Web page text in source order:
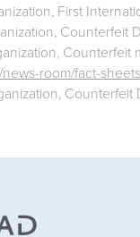
First
Counterfeit
Counterfeit
news-room/fact-
Counterfeit